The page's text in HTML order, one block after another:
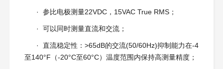
· 参比电极测量22VDC，15VAC True RMS；
· 可以同时测量直流和交流；
· 直流稳定性：>65dB的交流(50/60Hz)抑制能力在-4
至140°F（-20°C至60°C）温度范围内保持高测量精度；